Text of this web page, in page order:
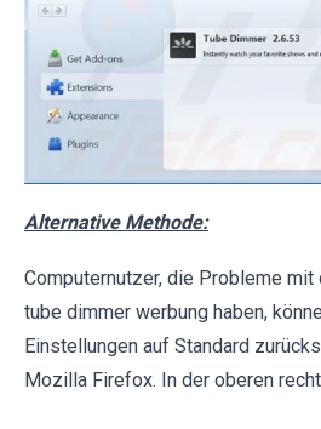
Alternative Methode:
Computernutzer, die Probleme mit
tube dimmer werbung haben,
Einstellungen auf Standard
Mozilla Firefox. In der oberen